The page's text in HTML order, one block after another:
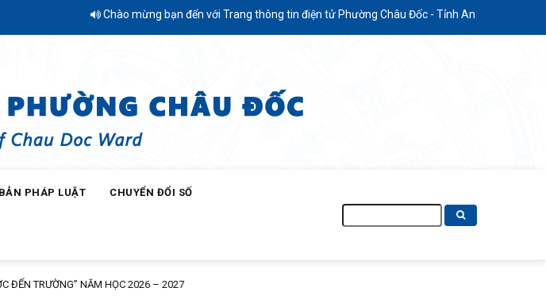
Chào mừng bạn đến với Trang thông tin điện tử Phường Châu Đốc - Tỉnh An Giang
PHÁP LUẬT CHUYỂN ĐỔI SỐ
kiếm